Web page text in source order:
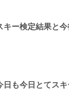
キー検定結果と今
日も今日とてス